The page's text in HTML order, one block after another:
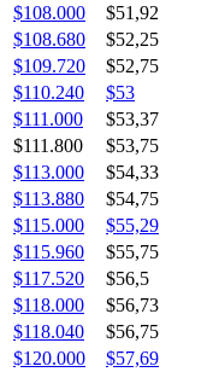
$108.000
$51,92
$108.680
$52,25
$109.720
$52,75
$110.240
$53
$111.000
$53,37
$111.800
$53,75
$113.000
$54,33
$113.880
$54,75
$115.000
$55,29
$115.960
$55,75
$117.520
$56,5
$118.000
$56,73
$118.040
$56,75
$120.000
$57,69